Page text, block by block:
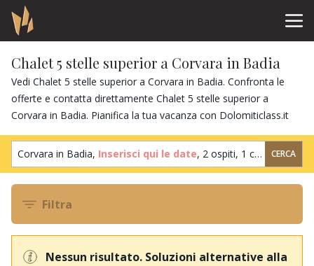
Chalet 5 stelle superior a Corvara in Badia
Vedi Chalet 5 stelle superior a Corvara in Badia. Confronta le
offerte e contatta direttamente Chalet 5 stelle superior a
Corvara in Badia. Pianifica la tua vacanza con Dolomiticlass.it
Corvara in Badia, Inserisci qui le date, 2 ospiti, 1 camera CERCA
Filtra
Nessun risultato. Soluzioni alternative alla